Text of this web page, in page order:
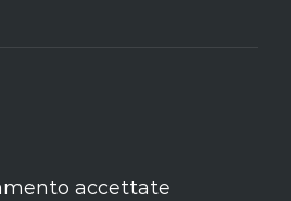
accettate